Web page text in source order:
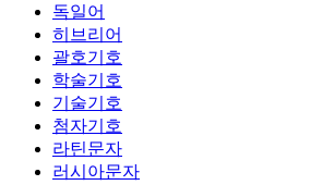
독일어
히브리어
괄호기호
학술기호
기술기호
첨자기호
라틴문자
러시아문자